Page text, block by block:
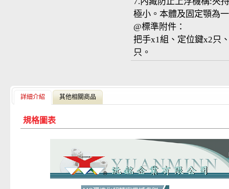
極小。本體及固定顎為
@標準附件：
把手x1組、定位鍵x2只
只。
詳細介紹 其他相關商品
規格圖表